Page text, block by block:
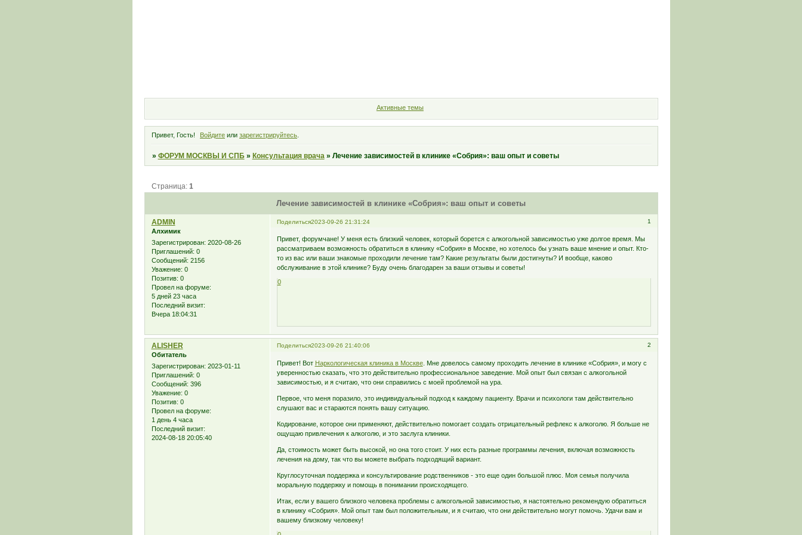
Активные темы
Привет, Гость! Войдите или зарегистрируйтесь.
» ФОРУМ МОСКВЫ И СПБ » Консультация врача » Лечение зависимостей в клинике «Собрия»: ваш опыт и советы
Лечение зависимостей в клинике «Собрия»: ваш опыт и советы
Страница: 1
Поделиться 1
2023-09-26 21:31:24
ADMIN
Алхимик
Зарегистрирован: 2020-08-26
Приглашений: 0
Сообщений: 2156
Уважение: 0
Позитив: 0
Провел на форуме:
5 дней 23 часа
Последний визит:
Вчера 18:04:31
Привет, форумчане! У меня есть близкий человек, который борется с алкогольной зависимостью уже долгое время. Мы
рассматриваем возможность обратиться в клинику «Собрия» в Москве, но хотелось бы узнать ваше мнение и опыт. Кто-
то из вас или ваши знакомые проходили лечение там? Какие результаты были достигнуты? И вообще, каково
обслуживание в этой клинике? Буду очень благодарен за ваши отзывы и советы!
0
Поделиться 2
2023-09-26 21:40:06
ALISHER
Обитатель
Зарегистрирован: 2023-01-11
Приглашений: 0
Сообщений: 396
Уважение: 0
Позитив: 0
Провел на форуме:
1 день 4 часа
Последний визит:
2024-08-18 20:05:40
Привет! Вот Наркологическая клиника в Москве. Мне довелось самому проходить лечение в клинике «Собрия», и могу с
уверенностью сказать, что это действительно профессиональное заведение. Мой опыт был связан с алкогольной
зависимостью, и я считаю, что они справились с моей проблемой на ура.
Первое, что меня поразило, это индивидуальный подход к каждому пациенту. Врачи и психологи там действительно
слушают вас и стараются понять вашу ситуацию.
Кодирование, которое они применяют, действительно помогает создать отрицательный рефлекс к алкоголю. Я больше не
ощущаю привлечения к алкоголю, и это заслуга клиники.
Да, стоимость может быть высокой, но она того стоит. У них есть разные программы лечения, включая возможность
лечения на дому, так что вы можете выбрать подходящий вариант.
Круглосуточная поддержка и консультирование родственников - это еще один большой плюс. Моя семья получила
моральную поддержку и помощь в понимании происходящего.
Итак, если у вашего близкого человека проблемы с алкогольной зависимостью, я настоятельно рекомендую обратиться
в клинику «Собрия». Мой опыт там был положительным, и я считаю, что они действительно могут помочь. Удачи вам и
вашему близкому человеку!